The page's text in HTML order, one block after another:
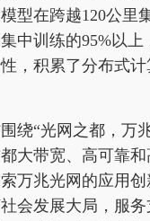
型在跨越120公里
中训练的95%以上
，积累了分布式
绕“光网之都，万
大带宽、高可靠
万兆光网的应用
会发展大局，服